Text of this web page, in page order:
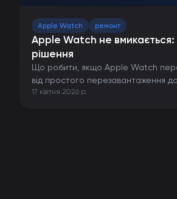
Apple Watch ремонт
Apple Watch не вмикається:
рішення
Що робити, якщо Apple Watch
від простого перезавантаження
17 квітня 2026 р.